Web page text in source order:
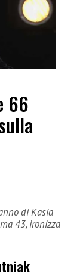
66
di Kasia
43, ironizza